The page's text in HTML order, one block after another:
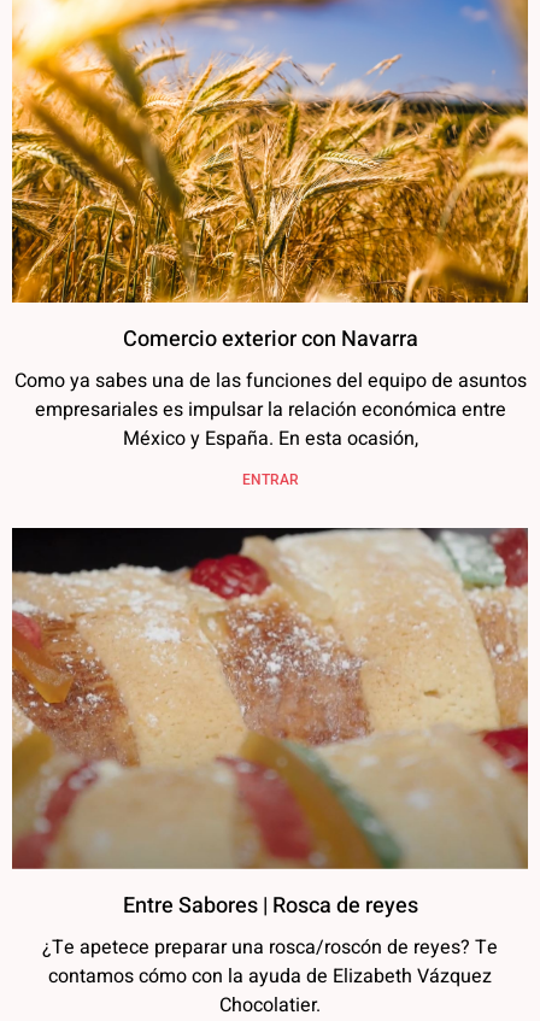
Comercio exterior con Navarra
Como ya sabes una de las funciones del equipo de asuntos
empresariales es impulsar la relación económica entre
México y España. En esta ocasión,
ENTRAR
Entre Sabores | Rosca de reyes
¿Te apetece preparar una rosca/roscón de reyes? Te
contamos cómo con la ayuda de Elizabeth Vázquez
Chocolatier.